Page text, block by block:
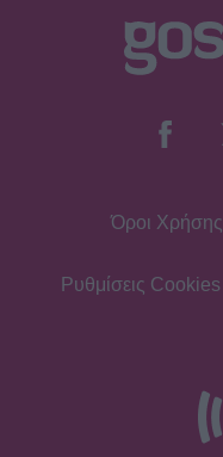
Όροι Χρήσης
Ρυθμίσεις Cookies